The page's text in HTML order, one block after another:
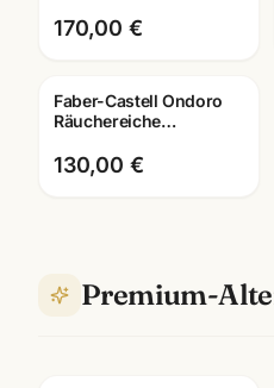
Edition
170,00 €
Faber-Castell Ondoro
Räuchereiche
Roller + Kuli · mit
Lasergravur
130,00 €
Premium-